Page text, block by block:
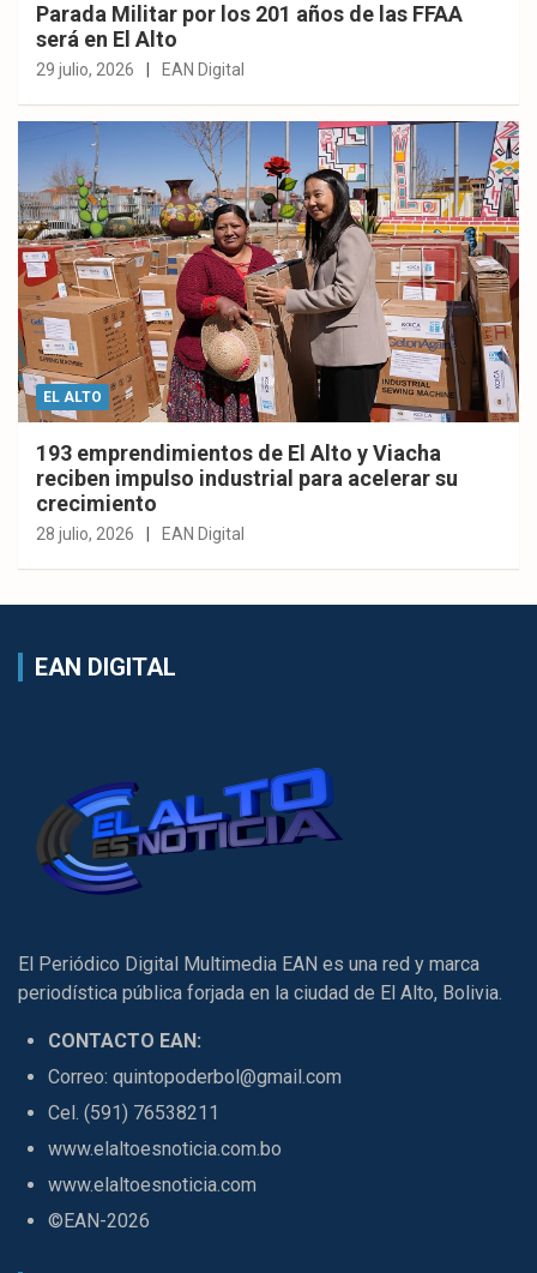
Parada Militar por los 201 años de las FFAA
será en El Alto
29 julio, 2026 EAN Digital
EL ALTO
193 emprendimientos de El Alto y Viacha
reciben impulso industrial para acelerar su
crecimiento
28 julio, 2026 EAN Digital
EAN DIGITAL
El Periódico Digital Multimedia EAN es una red y marca
periodística pública forjada en la ciudad de El Alto, Bolivia.
CONTACTO EAN:
Correo: quintopoderbol@gmail.com
Cel. (591) 76538211
www.elaltoesnoticia.com.bo
www.elaltoesnoticia.com
©EAN-2026